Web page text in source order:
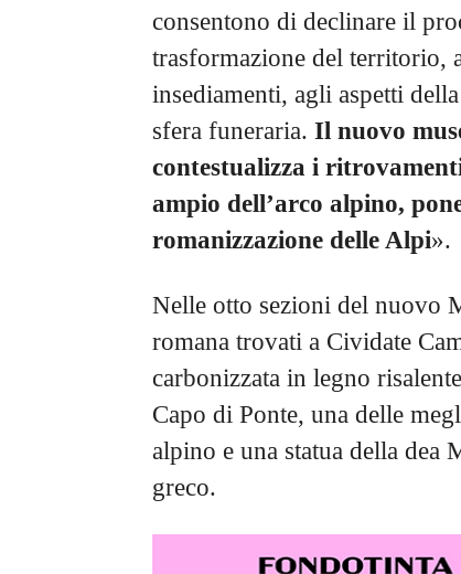
consentono di declinare il
trasformazione del territorio,
insediamenti, agli aspetti
sfera funeraria. Il nuovo
contestualizza i
ampio dell’arco alpino,
romanizzazione delle Alpi».
Nelle otto sezioni del nuovo
romana trovati a Cividate
carbonizzata in legno
Capo di Ponte, una delle
alpino e una statua della dea
greco.